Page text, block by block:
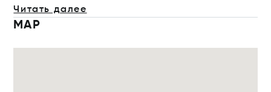
Читать далее
MAP